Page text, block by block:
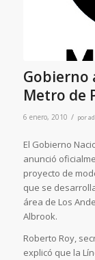
Gobierno
Metro de
6 enero, 2010 / por
El Gobierno
anunció
proyecto de
que se
área de Los
Albrook.
Roberto Roy,
explicó que la